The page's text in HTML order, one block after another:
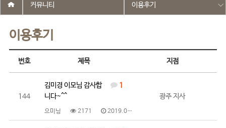
이용후기
커뮤니티 이용후기
번호 제목 지점
144
1
김미경 이모님 감사합
니다~^^
으미닝 2171 2019.04.01
광주 지사